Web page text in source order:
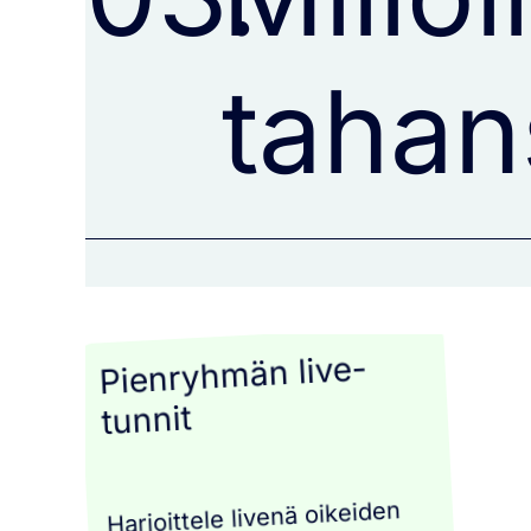
Pienryhmän live-
tunnit
Harjoittele livenä oikeiden